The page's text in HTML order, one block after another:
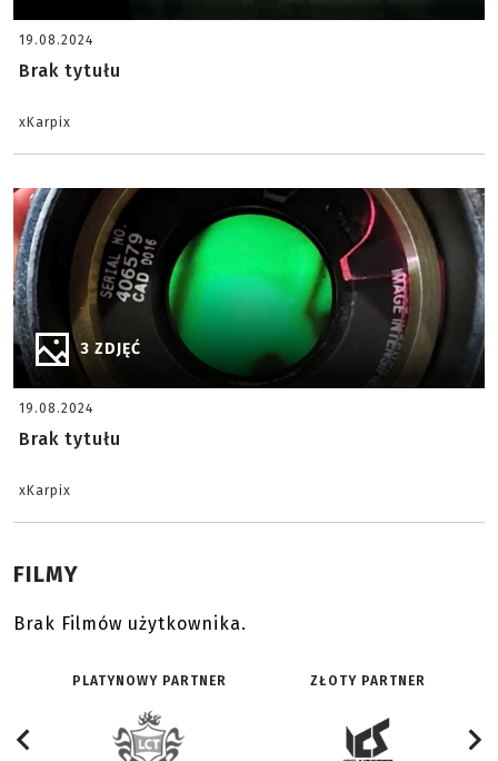
19.08.2024
Brak tytułu
xKarpix
3 ZDJĘĆ
19.08.2024
Brak tytułu
xKarpix
FILMY
Brak Filmów użytkownika.
PLATYNOWY PARTNER ZŁOTY PARTNER